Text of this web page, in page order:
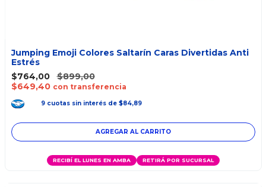
Jumping Emoji Colores Saltarín Caras Divertidas Anti
Estrés
$764,00
$899,00
$649,40 con transferencia
9 cuotas sin interés de $84,89
RECIBÍ EL LUNES EN AMBA RETIRÁ POR SUCURSAL